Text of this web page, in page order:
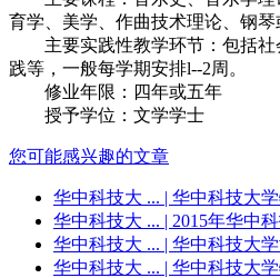
育学、美学、作曲技术理论、钢琴
主要实践性教学环节：包括社
践等，一般每学期安排l--2周。
修业年限：四年或五年
授予学位：文学学士
您可能感兴趣的文章
华中科技大 ... | 华中科技大
华中科技大 ... | 2015年华中
华中科技大 ... | 华中科技大
华中科技大 ... | 华中科技大